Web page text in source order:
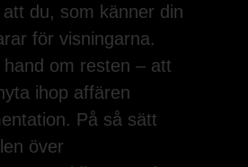
du, som känner din
för visningarna.
om resten – att
ihop affären
På så sätt
över